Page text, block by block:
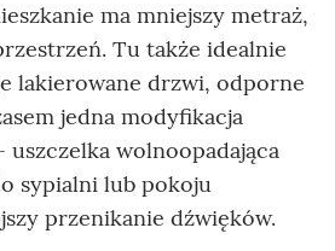
ma mniejszy metraż,
Tu także idealnie
lakierowane drzwi, odporne
jedna modyfikacja
wolnoopadająca
sypialni lub pokoju
przenikanie dźwięków.